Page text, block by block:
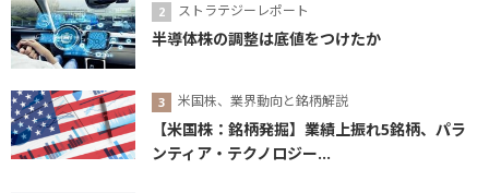
ストラテジーレポート
半導体株の調整は底値をつけたか
米国株、業界動向と銘柄解説
【米国株：銘柄発掘】業績上振れ5銘柄、パラ
ンティア・テクノロジー...